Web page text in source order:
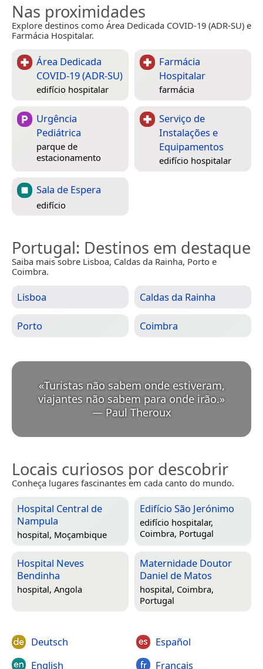
Nas proximidades
Explore destinos como Área Dedicada COVID-19 (ADR-SU) e
Farmácia Hospitalar.
Área Dedicada
COVID-19 (ADR-SU)
edifício hospitalar
Farmácia
Hospitalar
farmácia
Urgência
Pediátrica
parque de
estacionamento
Serviço de
Instalações e
Equipamentos
edifício hospitalar
Sala de Espera
edifício
Portugal: Destinos em destaque
Saiba mais sobre Lisboa, Caldas da Rainha, Porto e
Coimbra.
Lisboa Caldas da Rainha
Porto Coimbra
«Turistas não sabem onde estiveram,
viajantes não sabem para onde irão.
— Paul Theroux
Locais curiosos por descobrir
Conheça lugares fascinantes em cada canto do mundo.
Hospital Central de
Nampula
hospital, Moçambique
Edifício São Jerónimo
edifício hospitalar,
Coimbra, Portugal
Hospital Neves
Bendinha
hospital, Angola
Maternidade Doutor
Daniel de Matos
hospital, Coimbra,
Portugal
Deutsch
English
Español
Français